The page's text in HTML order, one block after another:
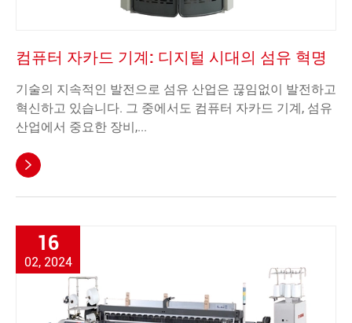
컴퓨터 자카드 기계: 디지털 시대의 섬유 혁명
기술의 지속적인 발전으로 섬유 산업은 끊임없이 발전하고
혁신하고 있습니다. 그 중에서도 컴퓨터 자카드 기계, 섬유
산업에서 중요한 장비,...

16
02, 2024